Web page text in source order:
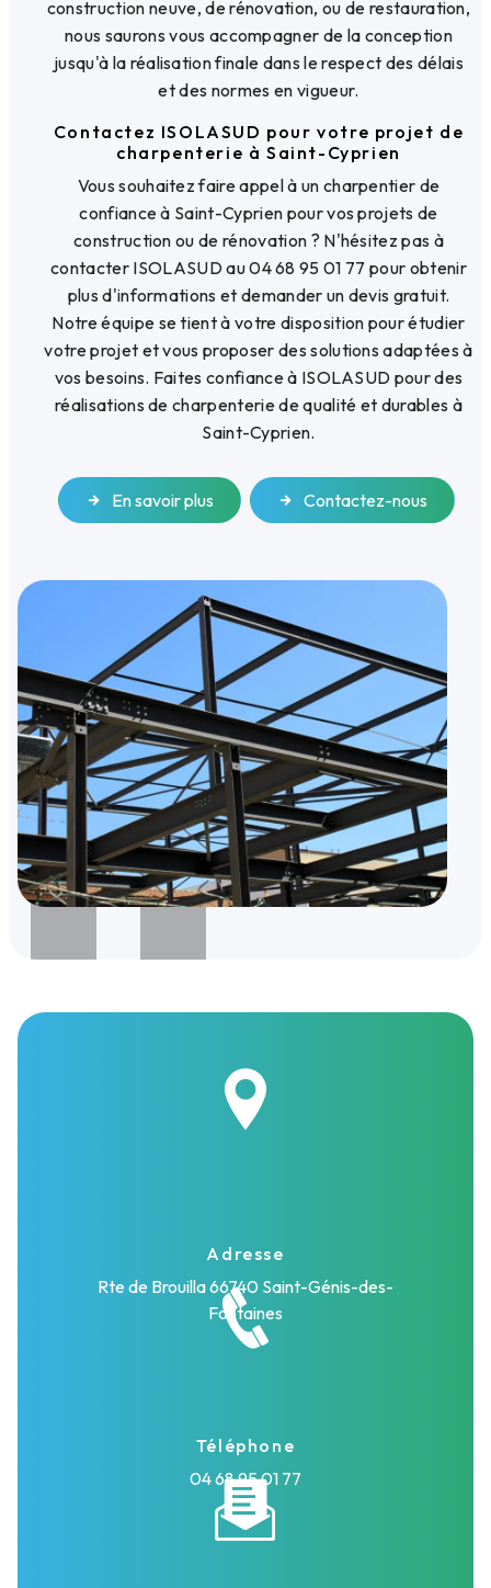
construction neuve, de rénovation, ou de restauration,
nous saurons vous accompagner de la conception
jusqu'à la réalisation finale dans le respect des délais
et des normes en vigueur.
Contactez ISOLASUD pour votre projet de
charpenterie à Saint-Cyprien
Vous souhaitez faire appel à un charpentier de
confiance à Saint-Cyprien pour vos projets de
construction ou de rénovation ? N'hésitez pas à
contacter ISOLASUD au 04 68 95 01 77 pour obtenir
plus d'informations et demander un devis gratuit.
Notre équipe se tient à votre disposition pour étudier
votre projet et vous proposer des solutions adaptées à
vos besoins. Faites confiance à ISOLASUD pour des
réalisations de charpenterie de qualité et durables à
Saint-Cyprien.
En savoir plus Contactez-nous
Adresse
Rte de Brouilla66740 Saint-Génis-des-
Fontaines
Téléphone
04 68 95 01 77